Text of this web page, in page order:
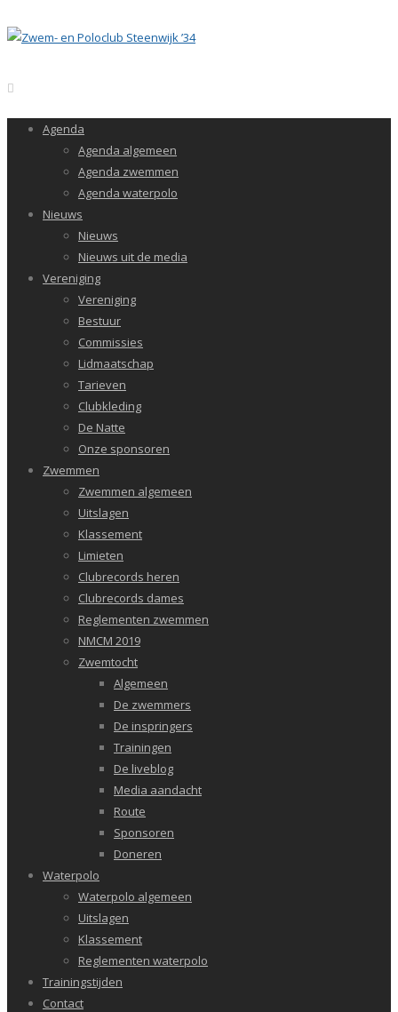
Agenda
Agenda algemeen
Agenda zwemmen
Agenda waterpolo
Nieuws
Nieuws
Nieuws uit de media
Vereniging
Vereniging
Bestuur
Commissies
Lidmaatschap
Tarieven
Clubkleding
De Natte
Onze sponsoren
Zwemmen
Zwemmen algemeen
Uitslagen
Klassement
Limieten
Clubrecords heren
Clubrecords dames
Reglementen zwemmen
NMCM 2019
Zwemtocht
Algemeen
De zwemmers
De inspringers
Trainingen
De liveblog
Media aandacht
Route
Sponsoren
Doneren
Waterpolo
Waterpolo algemeen
Uitslagen
Klassement
Reglementen waterpolo
Trainingstijden
Contact